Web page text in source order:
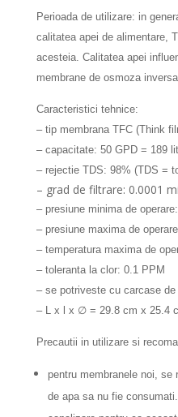
Perioada de utilizare: in
calitatea apei de alimentare,
acesteia. Calitatea apei
membrane de osmoza
Caracteristici tehnice:
– tip membrana TFC (Think
– capacitate: 50 GPD = 189
– rejectie TDS: 98% (TDS =
– grad de filtrare: 0.0001
– presiune minima de
– presiune maxima de
– temperatura maxima de
– toleranta la clor: 0.1 PPM
– se potriveste cu carcase de
– L x l x ∅ = 29.8 cm x 25.4
Precautii in utilizare si
pentru membranele noi, se
de apa sa nu fie